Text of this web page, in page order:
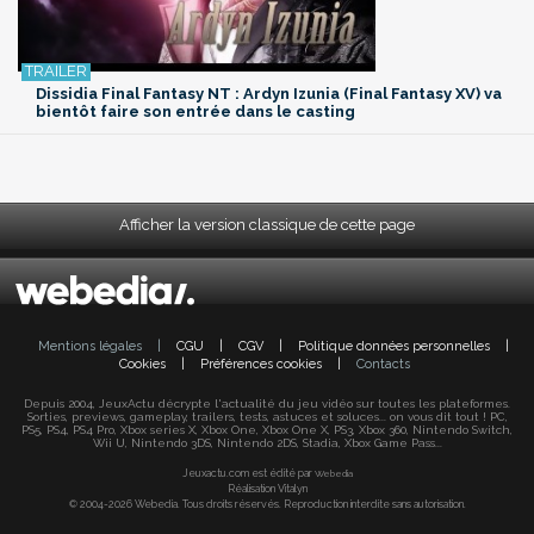
Dissidia Final Fantasy NT : Ardyn Izunia (Final Fantasy XV) va
bientôt faire son entrée dans le casting
Afficher la version classique de cette page
Mentions légales CGU CGV Politique données personnelles
Cookies
Préférences cookies Contacts
Depuis 2004, JeuxActu décrypte l'actualité du jeu vidéo sur toutes les plateformes.
Sorties, previews, gameplay, trailers, tests, astuces et soluces... on vous dit tout ! PC,
PS5, PS4, PS4 Pro, Xbox series X, Xbox One, Xbox One X, PS3, Xbox 360, Nintendo Switch,
Wii U, Nintendo 3DS, Nintendo 2DS, Stadia, Xbox Game Pass...
Jeuxactu.com est édité par Webedia
Réalisation Vitalyn
© 2004-2026 Webedia. Tous droits réservés. Reproduction interdite sans autorisation.